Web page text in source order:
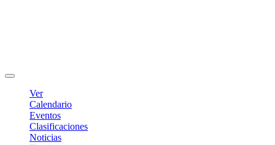
Ver
Calendario
Eventos
Clasificaciones
Noticias